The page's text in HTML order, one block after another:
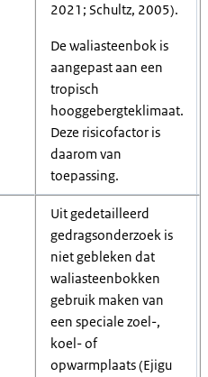
2021; Schultz, 2005).
De waliasteenbok is
aangepast aan een
tropisch
hooggebergteklimaat.
Deze risicofactor is
daarom van
toepassing.
Uit gedetailleerd
gedragsonderzoek is
niet gebleken dat
waliasteenbokken
gebruik maken van
een speciale zoel-,
koel- of
opwarmplaats (Ejigu